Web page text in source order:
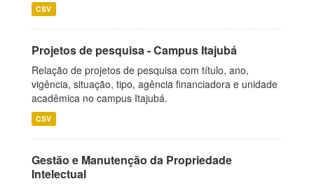
CSV
Projetos de pesquisa - Campus Itajubá
Relação de projetos de pesquisa com título, ano,
vigência, situação, tipo, agência financiadora e unidade
acadêmica no campus Itajubá.
CSV
Gestão e Manutenção da Propriedade
Intelectual